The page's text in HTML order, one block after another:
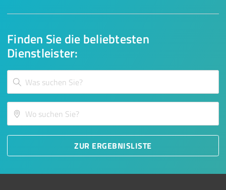
Finden Sie die beliebtesten
Dienstleister:
ZUR ERGEBNISLISTE